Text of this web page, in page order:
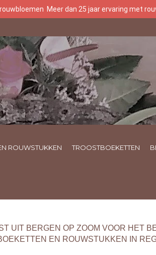
Meer dan 25 jaar ervaring met
ROUWSTUKKEN TROOSTBOEKETTEN
UIT BERGEN OP ZOOM VOOR HET
EN ROUWSTUKKEN IN